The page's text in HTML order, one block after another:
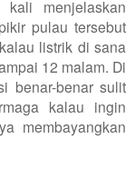
kali menjelaskan
pulau tersebut
listrik di sana
12 malam. Di
benar-benar sulit
kalau ingin
membayangkan